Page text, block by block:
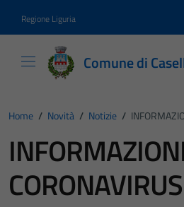
Regione Liguria
Comune di
Home / Novità / Notizie /